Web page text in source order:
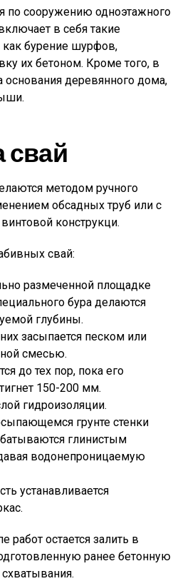
по сооружению одноэтажного
в себя такие
как бурение шурфов,
их бетоном. Кроме того, в
основания деревянного дома,
свай
методом ручного
обсадных труб или с
конструкци.
свай:
размеченной площадке
бура делаются
глубины.
засыпается песком или
смесью.
до тех пор, пока его
150-200 мм.
гидроизоляции.
грунте стенки
глинистым
водонепроницаемую
устанавливается
остается залить в
ранее бетонную